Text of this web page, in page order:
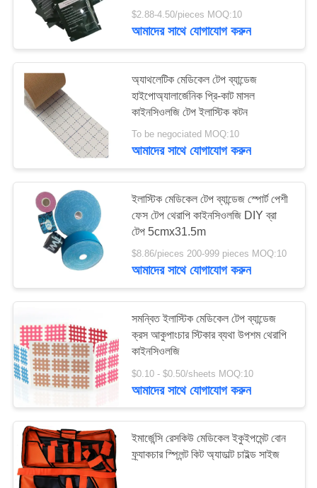
হোম কেয়ার মেডিকেল
সাপ্লাই
মেডিকেল টেপ ব্যান্ডেজ
135
কার ফার্স্ট এইড কিট
$2.88-4.50/pieces MOQ:10
আমাদের সাথে যোগাযোগ করুন
অ্যাথলেটিক মেডিকেল টেপ ব্যান্ডেজ
হাইপোঅ্যালার্জেনিক প্রি-কাট মাসল
কাইনসিওলজি টেপ ইলাস্টিক কটন
To be negociated MOQ:10
আমাদের সাথে যোগাযোগ করুন
ইলাস্টিক মেডিকেল টেপ ব্যান্ডেজ স্পোর্ট পেশী
ফেস টেপ থেরাপি কাইনসিওলজি DIY ব্রা
টেপ 5cmx31.5m
$8.86/pieces 200-999 pieces MOQ:10
আমাদের সাথে যোগাযোগ করুন
সমন্বিত ইলাস্টিক মেডিকেল টেপ ব্যান্ডেজ
ক্রস আকুপাংচার স্টিকার ব্যথা উপশম থেরাপি
কাইনসিওলজি
$0.10 - $0.50/sheets MOQ:10
আমাদের সাথে যোগাযোগ করুন
ইমার্জেন্সি রেসকিউ মেডিকেল ইকুইপমেন্ট বোন
ফ্র্যাকচার স্প্লিন্ট কিট অ্যাডাল্ট চাইল্ড সাইজ